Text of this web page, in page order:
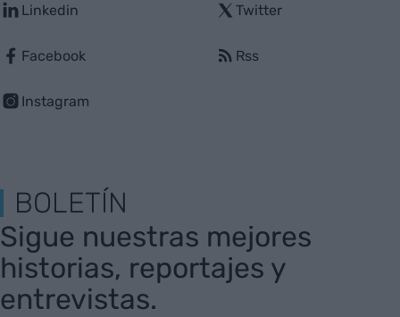
Linkedin
Facebook
Instagram
Twitter
Rss
BOLETÍN
Sigue nuestras mejores
historias, reportajes y
entrevistas.